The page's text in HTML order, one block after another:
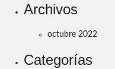
Archivos
octubre 2022
Categorías